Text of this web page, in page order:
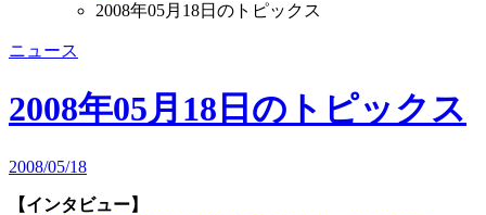
2008年05月18日のトピックス
ニュース
2008年05月18日のトピックス
2008/05/18
【インタビュー】